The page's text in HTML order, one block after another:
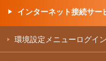
インターネット接続サー
環境設定メニューログイン